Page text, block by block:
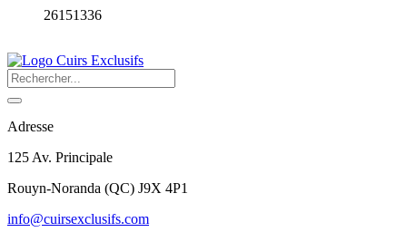
26151336
Adresse
125 Av. Principale
Rouyn-Noranda (QC) J9X 4P1
info@cuirsexclusifs.com